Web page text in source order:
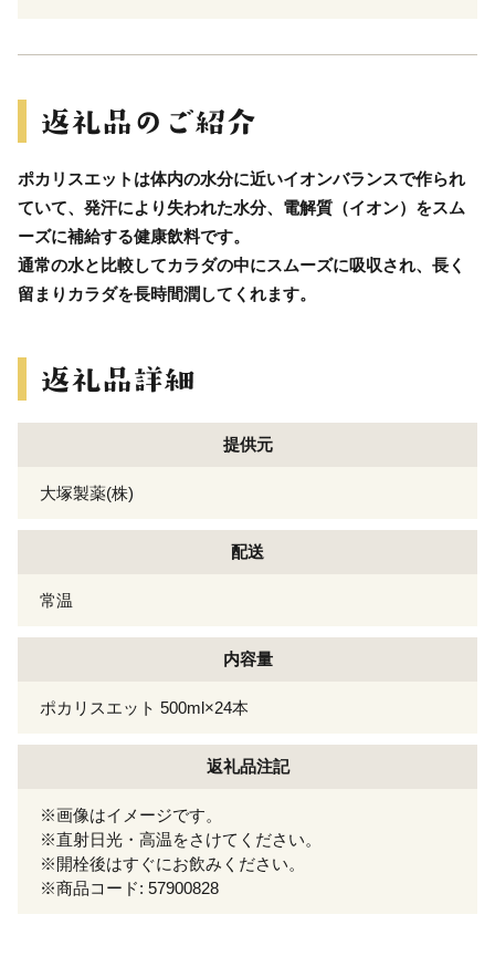
ポカリスエットは体内の水分に近いイオンバランスで作られ
ていて、発汗により失われた水分、電解質（イオン）をスム
ーズに補給する健康飲料です。
通常の水と比較してカラダの中にスムーズに吸収され、長く
留まりカラダを長時間潤してくれます。
提供元
大塚製薬(株)
配送
常温
内容量
ポカリスエット 500ml×24本
返礼品注記
※画像はイメージです。
※直射日光・高温をさけてください。
※開栓後はすぐにお飲みください。
※商品コード: 57900828